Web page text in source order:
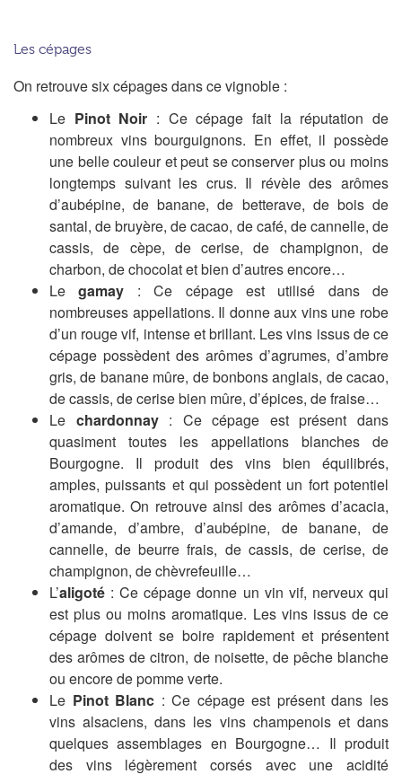
Les cépages
On retrouve six cépages dans ce vignoble :
Le Pinot Noir : Ce cépage fait la réputation de
nombreux vins bourguignons. En effet, il possède
une belle couleur et peut se conserver plus ou moins
longtemps suivant les crus. Il révèle des arômes
d’aubépine, de banane, de betterave, de bois de
santal, de bruyère, de cacao, de café, de cannelle, de
cassis, de cèpe, de cerise, de champignon, de
charbon, de chocolat et bien d’autres encore…
Legamay : Ce cépage est utilisé dans de
nombreuses appellations. Il donne aux vins une robe
d’un rouge vif, intense et brillant. Les vins issus de ce
cépage possèdent des arômes d’agrumes, d’ambre
gris, de banane mûre, de bonbons anglais, de cacao,
de cassis, de cerise bien mûre, d’épices, de fraise…
Le chardonnay: Ce cépage est présent dans
quasiment toutes les appellations blanches de
Bourgogne. Il produit des vins bien équilibrés,
amples, puissants et qui possèdent un fort potentiel
aromatique. On retrouve ainsi des arômes d’acacia,
d’amande, d’ambre, d’aubépine, de banane, de
cannelle, de beurre frais, de cassis, de cerise, de
champignon, de chèvrefeuille…
L’aligoté : Ce cépage donne un vin vif, nerveux qui
est plus ou moins aromatique. Les vins issus de ce
cépage doivent se boire rapidement et présentent
des arômes de citron, de noisette, de pêche blanche
ou encore de pomme verte.
Le Pinot Blanc : Ce cépage est présent dans les
vins alsaciens, dans les vins champenois et dans
quelques assemblages en Bourgogne… Il produit
des vins légèrement corsés avec une acidité